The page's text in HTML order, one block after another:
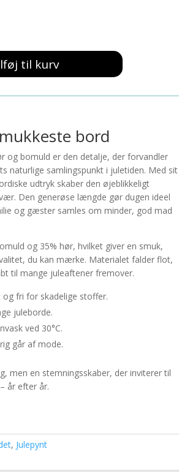
til kurv
bord
og bomuld er den detalje, der forvandler
naturlige samlingspunkt i juletiden. Med sit
udtryk skaber den øjeblikkeligt
Den generøse længde gør dugen ideel
og gæster samles om minder, god mad
og 35% hør, hvilket giver en smuk,
du kan mærke. Materialet falder flot,
til mange juleaftener fremover.
og fri for skadelige stoffer.
juleborde.
ved 30°C.
går af mode.
men en stemningsskaber, der inviterer til
år efter år.
, Julepynt